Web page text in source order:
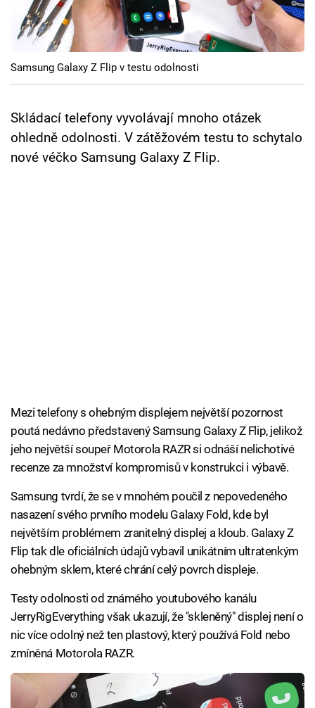
Cool Esport
Pořady
TV Program
Sledujte prima+
Přihlášení
Samsung Galaxy Z Flip v testu odolnosti
Skládací telefony vyvolávají mnoho otázek
ohledně odolnosti. V zátěžovém testu to schytalo
nové véčko Samsung Galaxy Z Flip.
Mezi telefony s ohebným displejem největší pozornost
poutá nedávno představený Samsung Galaxy Z Flip, jelikož
jeho největší soupeř Motorola RAZR si odnáší nelichotivé
recenze za množství kompromisů v konstrukci i výbavě.
Samsung tvrdí, že se v mnohém poučil z nepovedeného
nasazení svého prvního modelu Galaxy Fold, kde byl
největším problémem zranitelný displej a kloub. Galaxy Z
Flip tak dle oficiálních údajů vybavil unikátním ultratenkým
ohebným sklem, které chrání celý povrch displeje.
Testy odolnosti od známého youtubového kanálu
JerryRigEverything však ukazují, že "skleněný" displej není o
nic více odolný než ten plastový, který používá Fold nebo
zmíněná Motorola RAZR.